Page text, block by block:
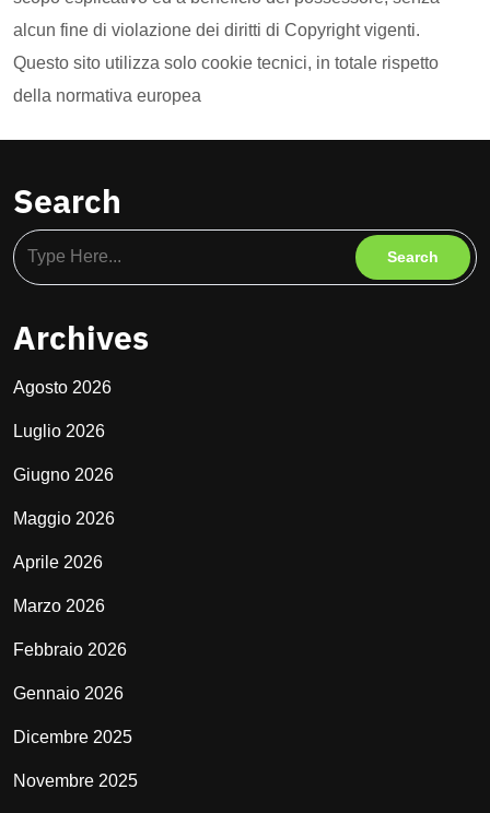
alcun fine di violazione dei diritti di Copyright vigenti.
Questo sito utilizza solo cookie tecnici, in totale rispetto
della normativa europea
Search
Archives
Agosto 2026
Luglio 2026
Giugno 2026
Maggio 2026
Aprile 2026
Marzo 2026
Febbraio 2026
Gennaio 2026
Dicembre 2025
Novembre 2025